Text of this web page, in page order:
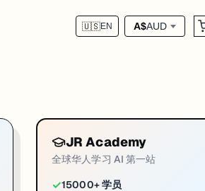
🇺🇸EN A$AUD
JR Academy
全球华人学习 AI 第一站
✓15000+ 学员